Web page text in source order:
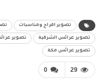
تصوير افراح ومناسبات
تصوير عرائس الشرقية تصوير
تصوير عرائس مكة
0 29